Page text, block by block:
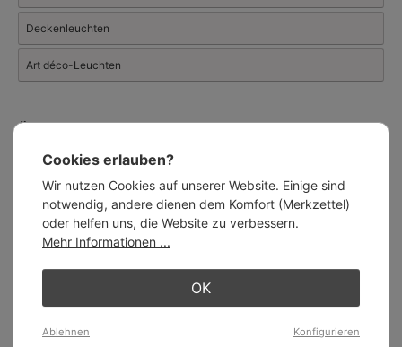
auszeichnet.
Deckenleuchten
Art déco-Leuchten
Ähnliche Artikel:
Runde Deckenleuchte mit
Kleine Zylinder-Deckenleuchte
Cookies erlauben?
Wir nutzen Cookies auf unserer Website. Einige sind
notwendig, andere dienen dem Komfort (Merkzettel)
oder helfen uns, die Website zu verbessern.
Mehr Informationen ...
OK
Ablehnen Konfigurieren